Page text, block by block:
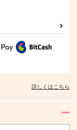
詳しくはこちら